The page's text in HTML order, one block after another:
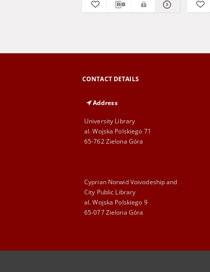
CONTACT DETAILS
Address
University Library
al. Wojska Polskiego 71
65-762 Zielona Góra
Cyprian Norwid Voivodeship and
City Public Library
al. Wojska Polskiego 9
65-077 Zielona Góra